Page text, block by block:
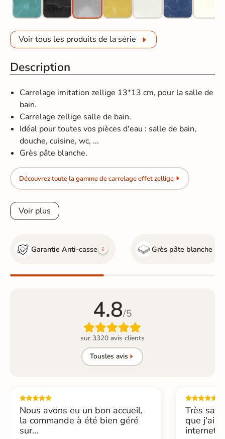
Voir tous les produits de la série
Description
Carrelage imitation zellige 13*13 cm, pour la salle de
bain.
Carrelage zellige salle de bain.
Idéal pour toutes vos pièces d'eau : salle de bain,
douche, cuisine, wc, ...
Grès pâte blanche.
Découvrez toute la gamme de carrelage effet zellige
Voir plus
Garantie Anti-casse Grès pâte blanche
4.8/5

sur 3320 avis clients
Tousles avis
Nous avons eu un bon accueil,
la commande à été bien géré
sur...
Très
que j'ai
internet....